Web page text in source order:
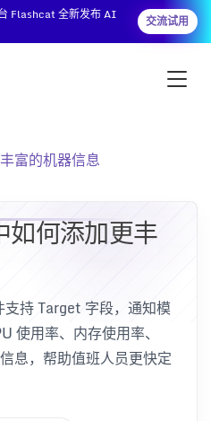
Flashcat 全新发布 AI
交流试用
富的机器信息
何添加更丰
持 Target 字段，通知模
使用率、内存使用率、
息，帮助值班人员更快定